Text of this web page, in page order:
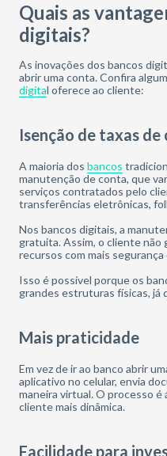
Quais as
digitais?
As inovações dos bancos
abrir uma conta. Confira
digital oferece ao cliente:
Isenção de taxas de
A maioria dos bancos
manutenção de conta, que
serviços contratados pelo
transferências eletrônicas,
Nos bancos digitais, a
gratuita. Assim, o cliente não
recursos com mais
Isso é possível porque os
grandes estruturas físicas, já
Mais praticidade
Em vez de ir ao banco abrir
aplicativo no celular, envia
maneira virtual. O processo é
cliente mais dinâmica.
Facilidade para